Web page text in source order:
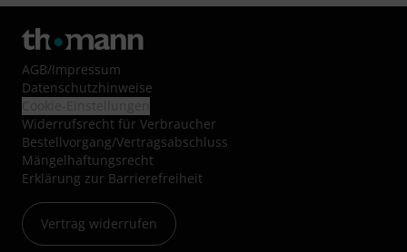
AGB/Impressum
Datenschutzhinweise
Widerrufsrecht für Verbraucher
Bestellvorgang/Vertragsabschluss
Mängelhaftungsrecht
Erklärung zur Barrierefreiheit
Vertrag widerrufen